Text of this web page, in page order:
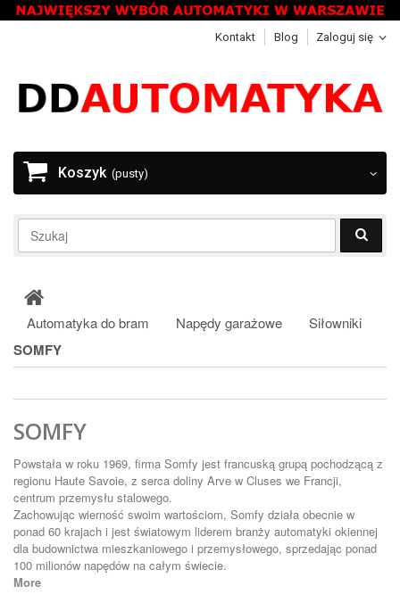
Zaloguj się
Kontakt Blog
Koszyk (pusty)
Automatyka do bram Napędy garażowe Siłowniki
SOMFY
SOMFY
Powstała w roku 1969, firma Somfy jest francuską grupą pochodzącą z
regionu Haute Savoie, z serca doliny Arve w Cluses we Francji,
centrum przemysłu stalowego.
Zachowując wierność swoim wartościom, Somfy działa obecnie w
ponad 60 krajach i jest światowym liderem branży automatyki okiennej
dla budownictwa mieszkaniowego i przemysłowego, sprzedając ponad
100 milionów napędów na całym świecie.
More